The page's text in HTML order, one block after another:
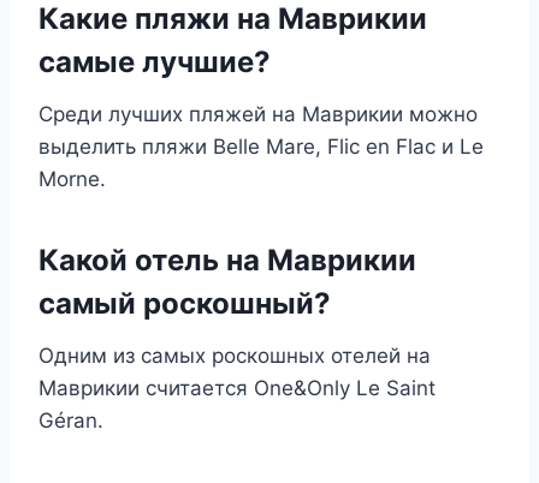
Какие пляжи на Маврикии
самые лучшие?
Среди лучших пляжей на Маврикии можно
выделить пляжи Belle Mare, Flic en Flac и Le
Morne.
Какой отель на Маврикии
самый роскошный?
Одним из самых роскошных отелей на
Маврикии считается One&Only Le Saint
Géran.